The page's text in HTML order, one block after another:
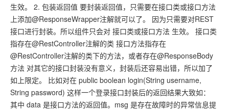
想法
生效。 2. 包装返回值 要封装返回值，只需要在接口类或接口方法
上添加@ResponseWrapper注解就可以了。 因为只需要对REST
接口进行封装。所以组件只会对 接口类或接口方法 生效。 接口类
指存在@RestController注解的类 接口方法指存在
@RestController注解的类下的方法，或者存在@ResponseBody
方法 对其它的接口封装没有意义，封装后还容易出错，所以加了
如上限定。 比如对在 public boolean login(String username,
String password) 这样一个登录接口封装后的返回结果大致如：
其中 data 是接口方法的返回值。msg 是存在故障时的异常信息提